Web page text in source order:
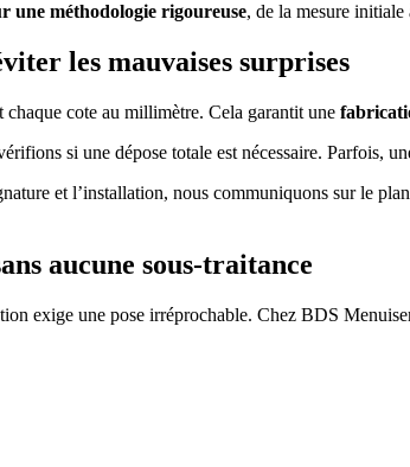
une méthodologie rigoureuse, de la mesure initiale
les mauvaises surprises
cote au millimètre. Cela garantit une
si une dépose totale est nécessaire. Parfois,
et l’installation, nous communiquons sur le
aucune sous-traitance
exige une pose irréprochable. Chez BDS